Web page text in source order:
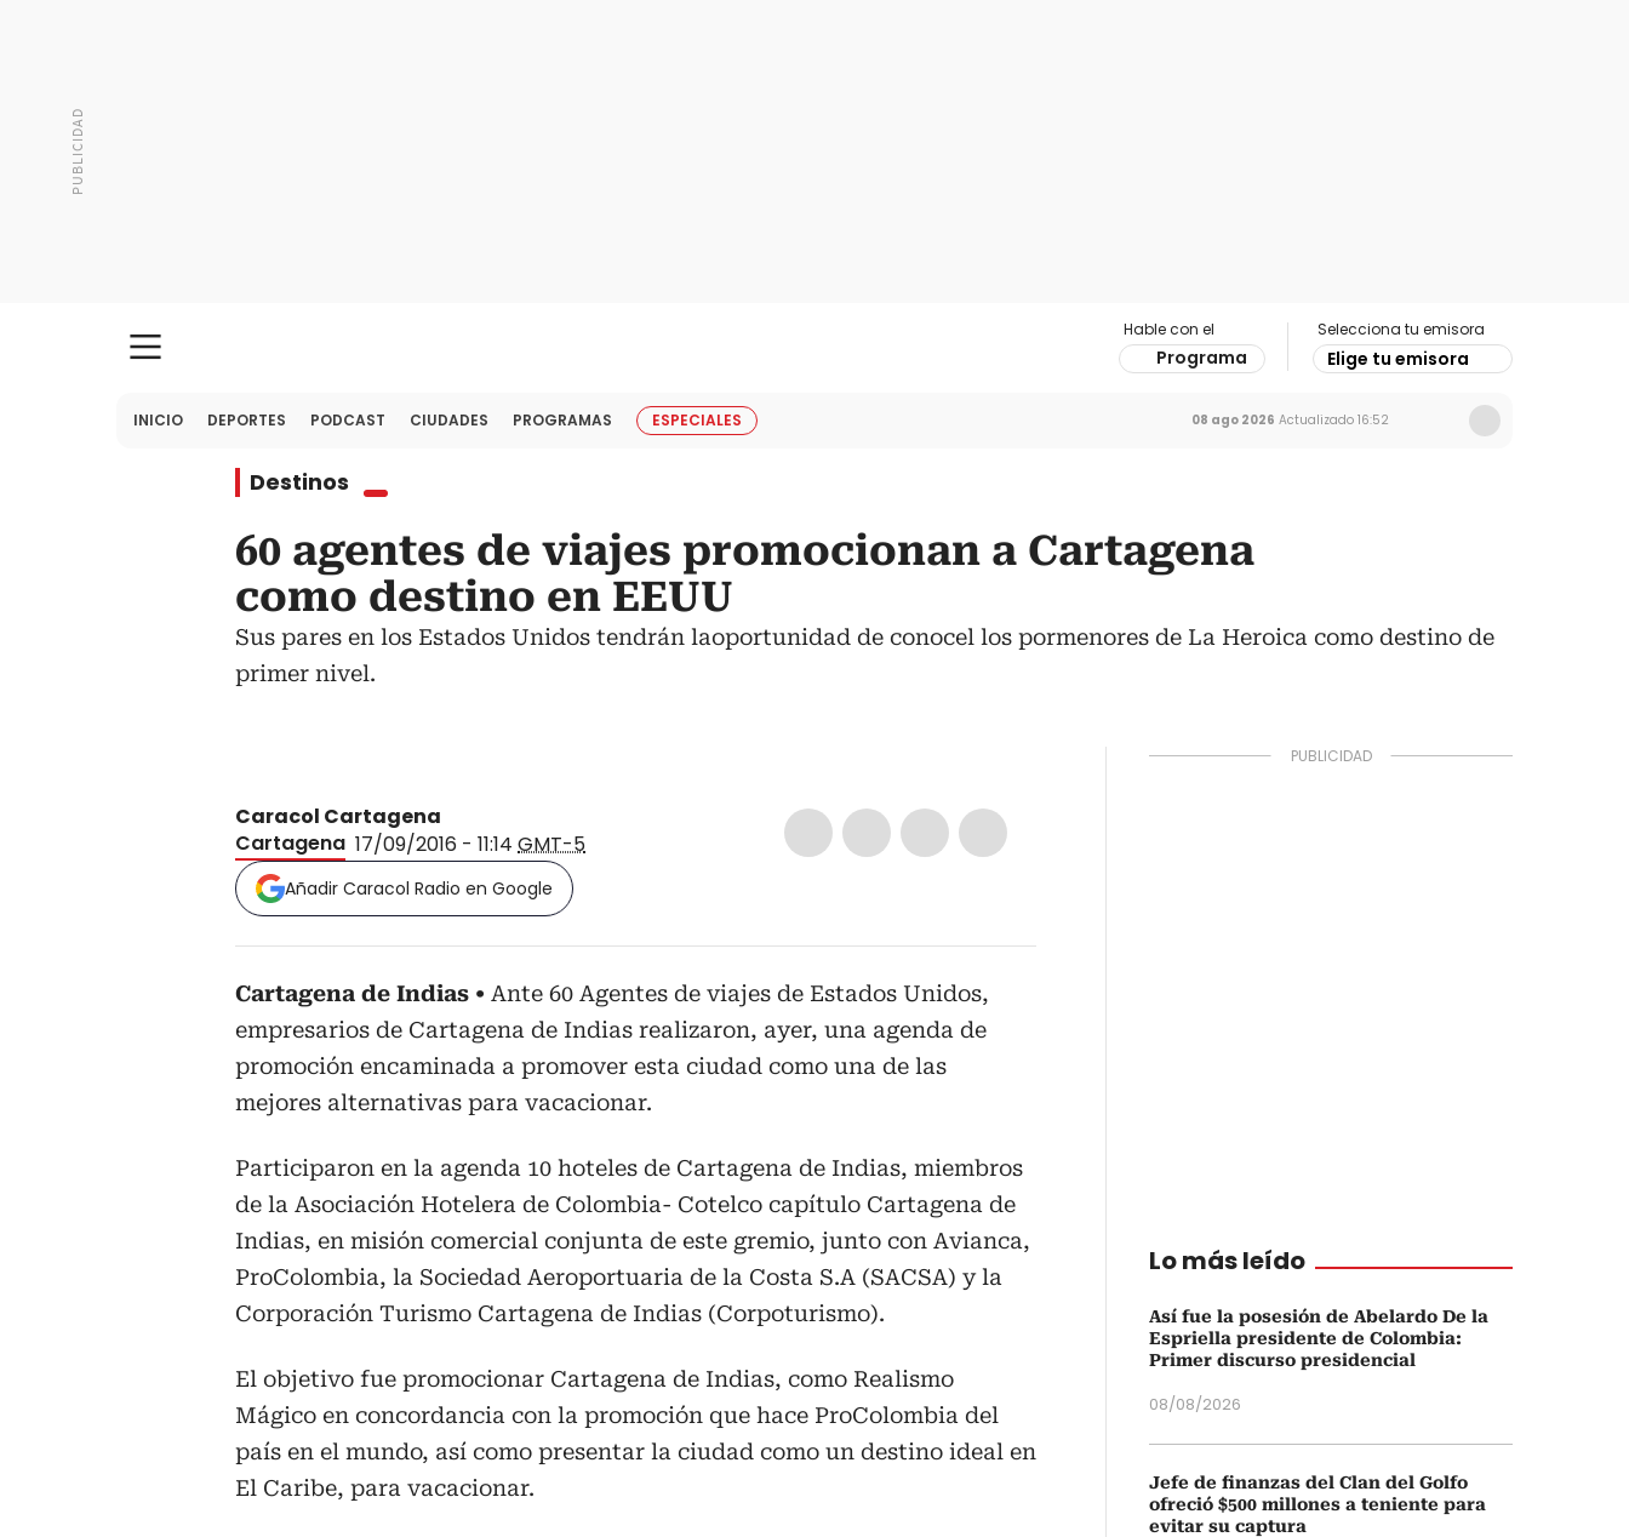
Hable con el
Programa
Selecciona tu emisora
Elige tu emisora
INICIO DEPORTES PODCAST CIUDADES PROGRAMAS ESPECIALES 08 ago 2026 Actualizado 16:52
Destinos
60 agentes de viajes promocionan a Cartagena
como destino en EEUU
Sus pares en los Estados Unidos tendrán laoportunidad de conocel los pormenores de La Heroica como destino de
primer nivel.
Caracol Cartagena
Cartagena 17/09/2016 - 11:14 GMT-5
Añadir Caracol Radio en Google
Cartagena de Indias
Ante 60 Agentes de viajes de Estados Unidos,
empresarios de Cartagena de Indias realizaron, ayer, una agenda de
promoción encaminada a promover esta ciudad como una de las
mejores alternativas para vacacionar.
Participaron en la agenda 10 hoteles de Cartagena de Indias, miembros
de la Asociación Hotelera de Colombia- Cotelco capítulo Cartagena de
Indias, en misión comercial conjunta de este gremio, junto con Avianca,
ProColombia, la Sociedad Aeroportuaria de la Costa S.A (SACSA) y la
Corporación Turismo Cartagena de Indias (Corpoturismo).
El objetivo fue promocionar Cartagena de Indias, como Realismo
Mágico en concordancia con la promoción que hace ProColombia del
país en el mundo, así como presentar la ciudad como un destino ideal en
El Caribe, para vacacionar.
Lo más leído
Así fue la posesión de Abelardo De la
Espriella presidente de Colombia:
Primer discurso presidencial
08/08/2026
Jefe de finanzas del Clan del Golfo
ofreció $500 millones a teniente para
evitar su captura